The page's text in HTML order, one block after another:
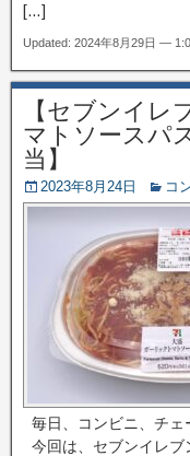
[…]
Updated: 2024年8月29日 —
【セブンイレ
マトソースパ
当】
2023年8月24日 コ
毎日、コンビニ、チェ
今回は、セブンイレ